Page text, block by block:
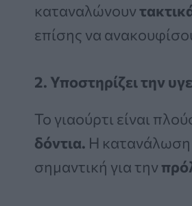
καταναλώνουν
επίσης να
2. Υποστηρίζει την
Το γιαούρτι είναι
δόντια. Η
σημαντική για την